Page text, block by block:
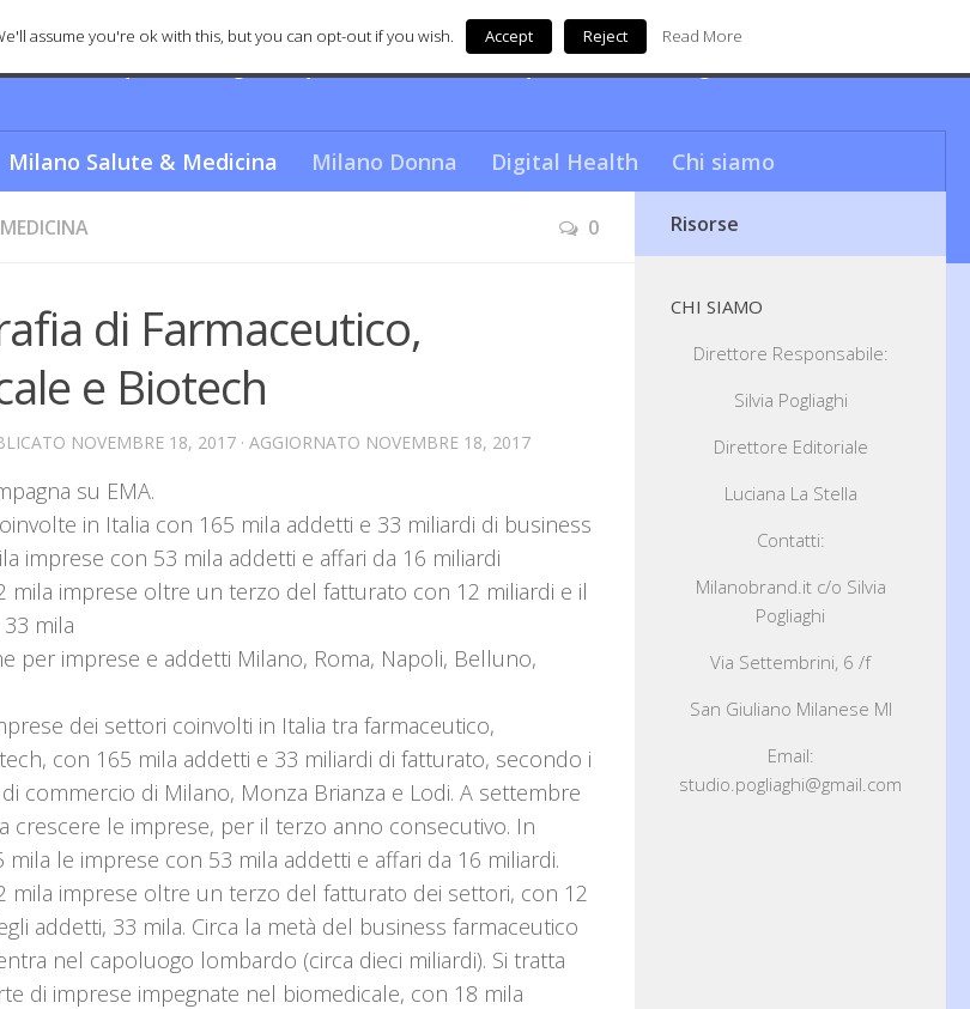
Scopriamo i segreti e quello che rende unica questa città…da sogno!
Milano Salute & Medicina Milano Donna Digital Health Chi siamo
0
di Farmaceutico,
e Biotech
NOVEMBRE 18, 2017 · AGGIORNATO NOVEMBRE 18, 2017
su EMA.
in Italia con 165 mila addetti e 33 miliardi di business
imprese con 53 mila addetti e affari da 16 miliardi
mila imprese oltre un terzo del fatturato con 12 miliardi e il
mila
per imprese e addetti Milano, Roma, Napoli, Belluno,
dei settori coinvolti in Italia tra farmaceutico,
con 165 mila addetti e 33 miliardi di fatturato, secondo i
commercio di Milano, Monza Brianza e Lodi. A settembre
crescere le imprese, per il terzo anno consecutivo. In
mila le imprese con 53 mila addetti e affari da 16 miliardi.
mila imprese oltre un terzo del fatturato dei settori, con 12
addetti, 33 mila. Circa la metà del business farmaceutico
nel capoluogo lombardo (circa dieci miliardi). Si tratta
di imprese impegnate nel biomedicale, con 18 mila
Risorse
CHI SIAMO
Direttore Responsabile:
Silvia Pogliaghi
Direttore Editoriale
Luciana La Stella
Contatti:
Milanobrand.it c/o Silvia
Pogliaghi
Via Settembrini, 6 /f
San Giuliano Milanese MI
Email:
studio.pogliaghi@gmail.com
assume you're ok with this, but you can opt-out if you wish. Accept Reject Read More